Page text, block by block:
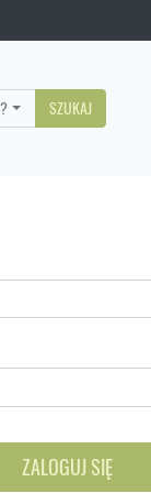
SZUKAJ
ZALOGUJ SIĘ